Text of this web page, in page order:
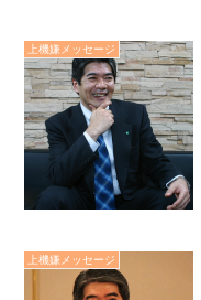
上機嫌メッセージ
上機嫌メッセージ